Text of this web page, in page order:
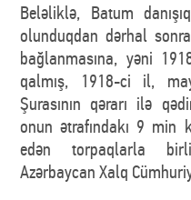
Beləliklə, Batum
olunduqdan dərhal
bağlanmasına, yəni
qalmış, 1918-ci il,
Şurasının qərarı ilə
onun ətrafındakı 9 min
edən torpaqlarla
Azərbaycan Xalq